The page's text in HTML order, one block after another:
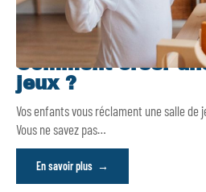
Comment créer
jeux ?
Vos enfants vous réclament une salle de
Vous ne savez pas…
En savoir plus